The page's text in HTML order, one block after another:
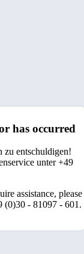
has occurred
zu entschuldigen!
unter +49
assistance, please
(0)30 - 81097 - 601.